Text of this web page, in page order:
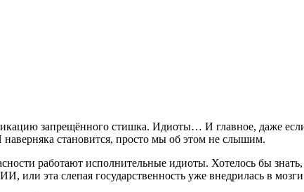
запрещённого стишка. Идиоты… И главное, даже если
становится, просто мы об этом не слышим.
работают исполнительные идиоты. Хотелось бы
или эта слепая государственность уже внедрилась в